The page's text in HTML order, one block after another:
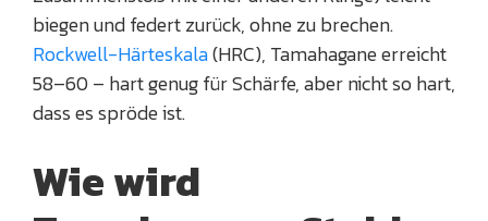
biegen und federt zurück, ohne zu brechen.
Rockwell-Härteskala(HRC), Tamahagane erreicht
58–60 – hart genug für Schärfe, aber nicht so hart,
dass es spröde ist.
Wie wird